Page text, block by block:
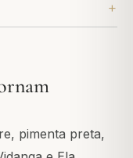
pimenta preta,